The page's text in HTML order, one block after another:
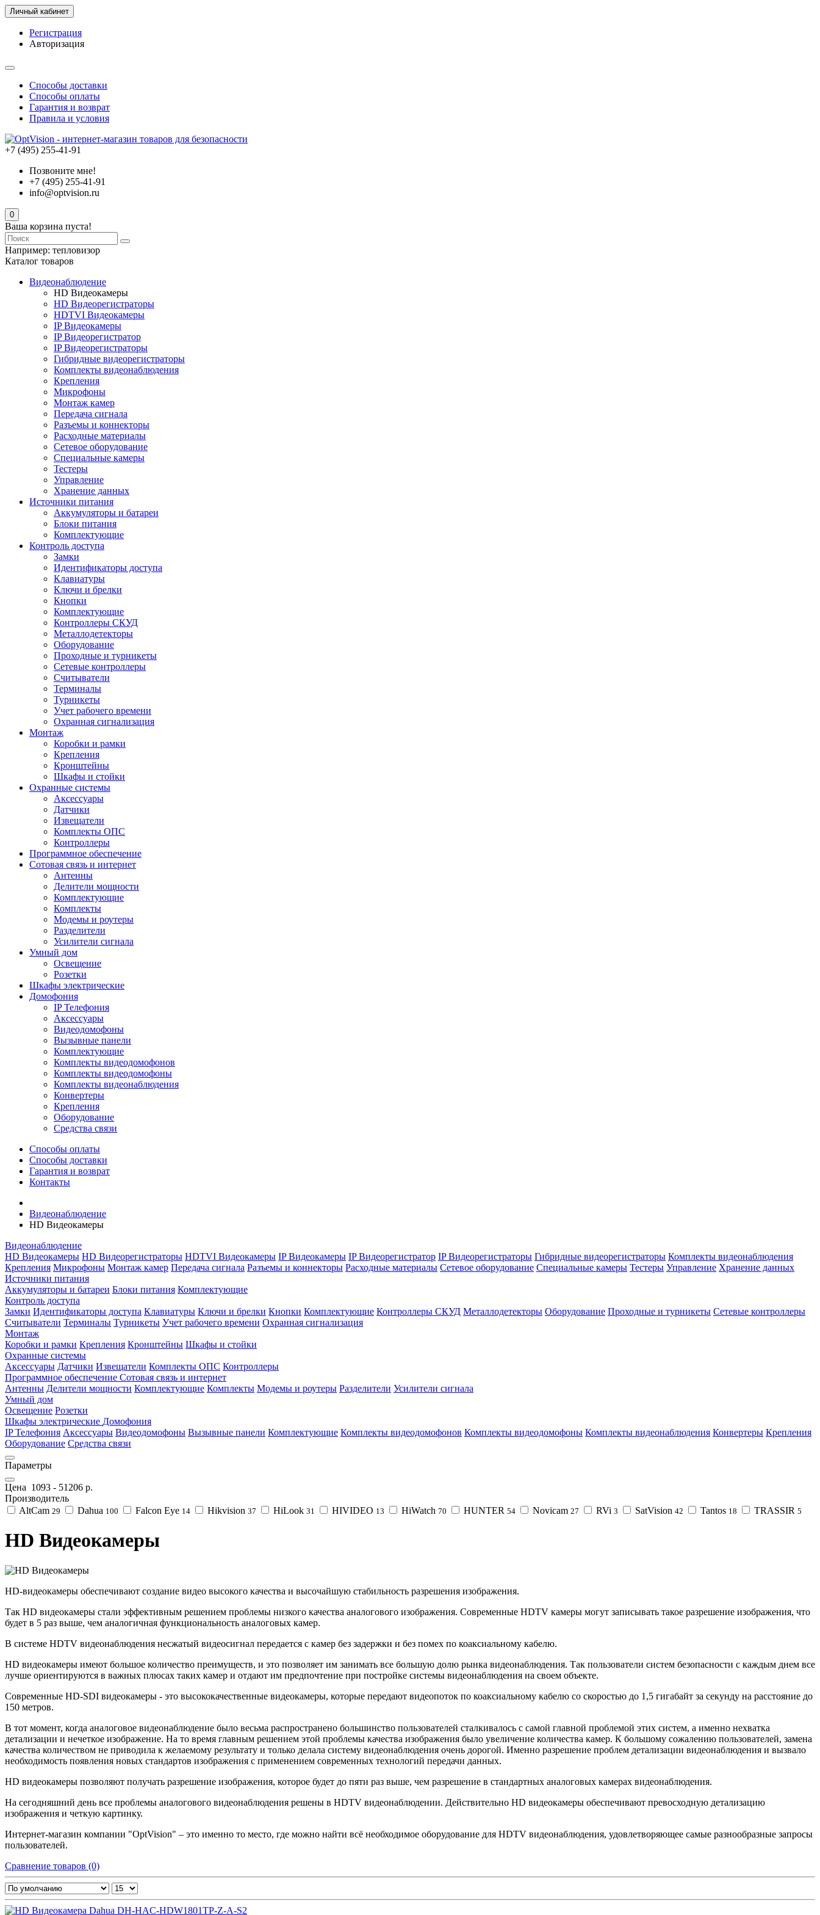
Личный кабинет
Регистрация
Авторизация
Способы доставки
Способы оплаты
Гарантия и возврат
Правила и условия
+7 (495) 255-41-91
Позвоните мне!
+7 (495) 255-41-91
info@optvision.ru
0
Ваша корзина пуста!
Например: тепловизор
Каталог товаров
Видеонаблюдение
HD Видеокамеры
HD Видеорегистраторы
HDTVI Видеокамеры
IP Видеокамеры
IP Видеорегистратор
IP Видеорегистраторы
Гибридные видеорегистраторы
Комплекты видеонаблюдения
Крепления
Микрофоны
Монтаж камер
Передача сигнала
Разъемы и коннекторы
Расходные материалы
Сетевое оборудование
Специальные камеры
Тестеры
Управление
Хранение данных
Источники питания
Аккумуляторы и батареи
Блоки питания
Комплектующие
Контроль доступа
Замки
Идентификаторы доступа
Клавиатуры
Ключи и брелки
Кнопки
Комплектующие
Контроллеры СКУД
Металлодетекторы
Оборудование
Проходные и турникеты
Сетевые контроллеры
Считыватели
Терминалы
Турникеты
Учет рабочего времени
Охранная сигнализация
Монтаж
Коробки и рамки
Крепления
Кронштейны
Шкафы и стойки
Охранные системы
Аксессуары
Датчики
Извещатели
Комплекты ОПС
Контроллеры
Программное обеспечение
Сотовая связь и интернет
Антенны
Делители мощности
Комплектующие
Комплекты
Модемы и роутеры
Разделители
Усилители сигнала
Умный дом
Освещение
Розетки
Шкафы электрические
Домофония
IP Телефония
Аксессуары
Видеодомофоны
Вызывные панели
Комплектующие
Комплекты видеодомофонов
Комплекты видеодомофоны
Комплекты видеонаблюдения
Конвертеры
Крепления
Оборудование
Средства связи
Способы оплаты
Способы доставки
Гарантия и возврат
Контакты
Видеонаблюдение
HD Видеокамеры
Видеонаблюдение
HD Видеокамеры HD Видеорегистраторы HDTVI Видеокамеры IP Видеокамеры IP Видеорегистратор IP Видеорегистраторы Гибридные видеорегистраторы Комплекты видеонаблюдения
Крепления Микрофоны Монтаж камер Передача сигнала Разъемы и коннекторы Расходные материалы Сетевое оборудование Специальные камеры Тестеры Управление Хранение данных
Источники питания
Аккумуляторы и батареи Блоки питания Комплектующие
Контроль доступа
Замки Идентификаторы доступа Клавиатуры Ключи и брелки Кнопки Комплектующие Контроллеры СКУД Металлодетекторы Оборудование Проходные и турникеты Сетевые контроллеры
Считыватели Терминалы Турникеты Учет рабочего времени Охранная сигнализация
Монтаж
Коробки и рамки Крепления Кронштейны Шкафы и стойки
Охранные системы
Аксессуары Датчики Извещатели Комплекты ОПС Контроллеры
Программное обеспечение Сотовая связь и интернет
Антенны Делители мощности Комплектующие Комплекты Модемы и роутеры Разделители Усилители сигнала
Умный дом
Освещение Розетки
Шкафы электрические Домофония
IP Телефония Аксессуары Видеодомофоны Вызывные панели Комплектующие Комплекты видеодомофонов Комплекты видеодомофоны Комплекты видеонаблюдения Конвертеры Крепления
Оборудование Средства связи
Параметры
Цена 1093 - 51206 р.
Производитель
AltCam 29 Dahua 100 Falcon Eye 14 Hikvision 37 HiLook 31 HIVIDEO 13 HiWatch 70 HUNTER 54 Novicam 27 RVi 3 SatVision 42 Tantos 18 TRASSIR 5
HD Видеокамеры
HD-видеокамеры обеспечивают создание видео высокого качества и высочайшую стабильность разрешения изображения.
Так HD видеокамеры стали эффективным решением проблемы низкого качества аналогового изображения. Современные HDTV камеры могут записывать такое разрешение изображения, что
будет в 5 раз выше, чем аналогичная функциональность аналоговых камер.
В системе HDTV видеонаблюдения несжатый видеосигнал передается с камер без задержки и без помех по коаксиальному кабелю.
HD видеокамеры имеют большое количество преимуществ, и это позволяет им занимать все большую долю рынка видеонаблюдения. Так пользователи систем безопасности с каждым днем все
лучше ориентируются в важных плюсах таких камер и отдают им предпочтение при постройке системы видеонаблюдения на своем объекте.
Современные HD-SDI видеокамеры - это высококачественные видеокамеры, которые передают видеопоток по коаксиальному кабелю со скоростью до 1,5 гигабайт за секунду на расстояние до
150 метров.
В тот момент, когда аналоговое видеонаблюдение было весьма распространено большинство пользователей сталкивалось с самой главной проблемой этих систем, а именно нехватка
детализации и нечеткое изображение. На то время главным решением этой проблемы качества изображения было увеличение количества камер. К большому сожалению пользователей, замена
качества количеством не приводила к желаемому результату и только делала систему видеонаблюдения очень дорогой. Именно разрешение проблем детализации видеонаблюдения и вызвало
необходимость появления новых стандартов изображения с применением современных технологий передачи данных.
HD видеокамеры позволяют получать разрешение изображения, которое будет до пяти раз выше, чем разрешение в стандартных аналоговых камерах видеонаблюдения.
На сегодняшний день все проблемы аналогового видеонаблюдения решены в HDTV видеонаблюдении. Действительно HD видеокамеры обеспечивают превосходную детализацию
изображения и четкую картинку.
Интернет-магазин компании "OptVision" – это именно то место, где можно найти всё необходимое оборудование для HDTV видеонаблюдения, удовлетворяющее самые разнообразные запросы
пользователей.
Сравнение товаров (0)